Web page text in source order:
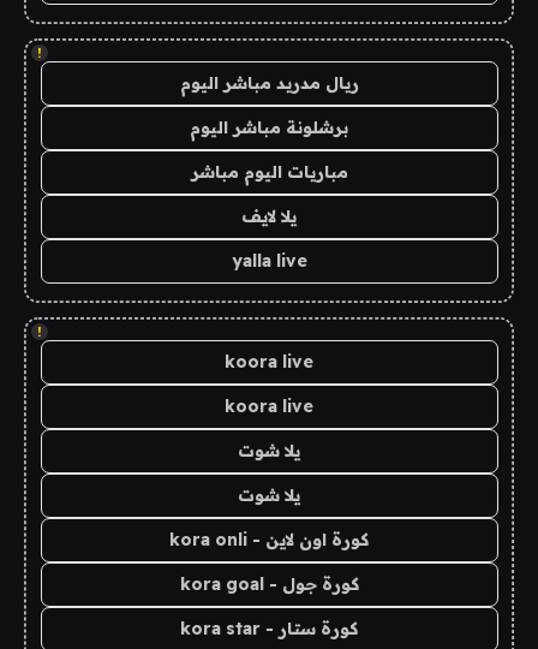
!
ريال مدريد مباشر اليوم
برشلونة مباشر اليوم
مباريات اليوم مباشر
يلا لايف
yalla live
!
koora live
koora live
يلا شوت
يلا شوت
كورة اون لاين - kora onli
كورة جول - kora goal
كورة ستار - kora star